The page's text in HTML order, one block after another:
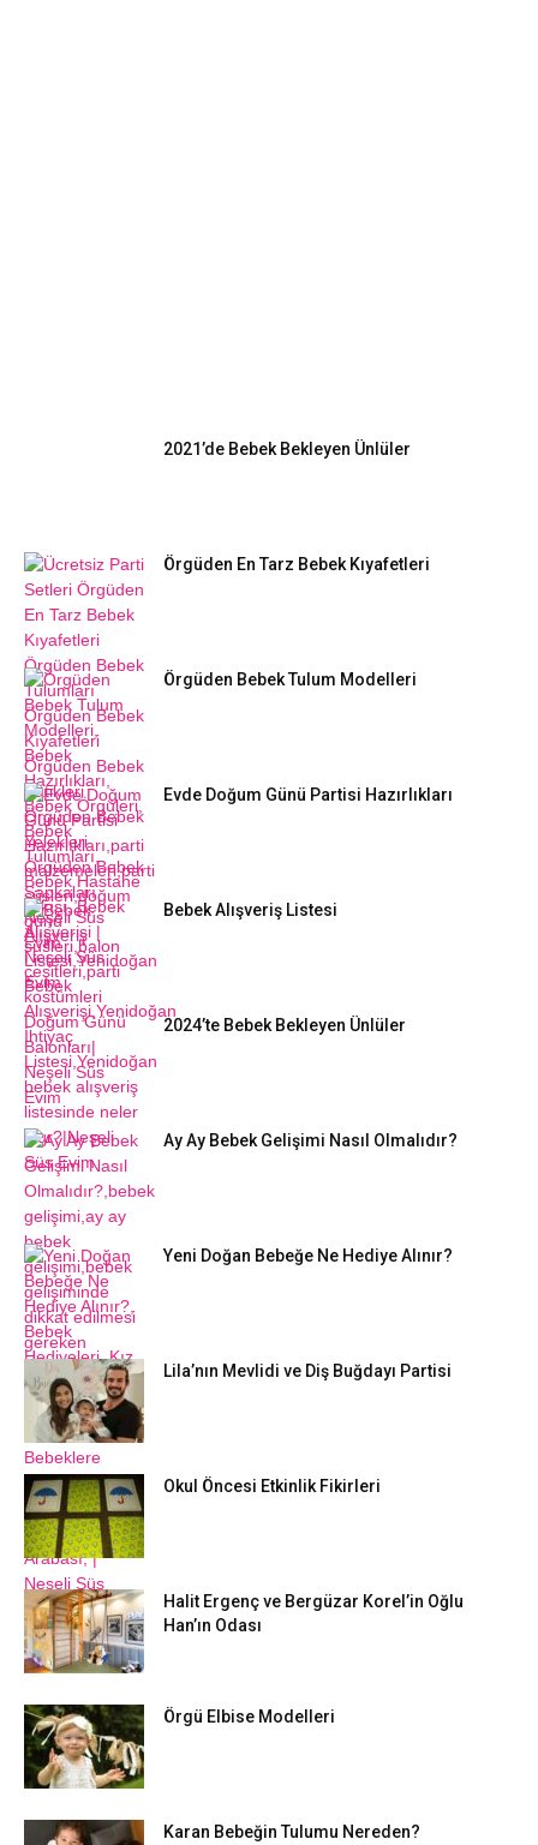
2021’de Bebek Bekleyen Ünlüler
Örgüden En Tarz Bebek Kıyafetleri
Örgüden Bebek Tulum Modelleri
Evde Doğum Günü Partisi Hazırlıkları
Bebek Alışveriş Listesi
2024’te Bebek Bekleyen Ünlüler
Ay Ay Bebek Gelişimi Nasıl Olmalıdır?
Yeni Doğan Bebeğe Ne Hediye Alınır?
Lila’nın Mevlidi ve Diş Buğdayı Partisi
Okul Öncesi Etkinlik Fikirleri
Halit Ergenç ve Bergüzar Korel’in Oğlu
Han’ın Odası
Örgü Elbise Modelleri
Karan Bebeğin Tulumu Nereden?